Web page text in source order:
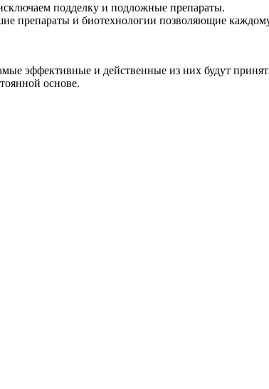
подделку и подложные препараты.
и биотехнологии позволяющие
эффективные и действенные из них будут
основе.